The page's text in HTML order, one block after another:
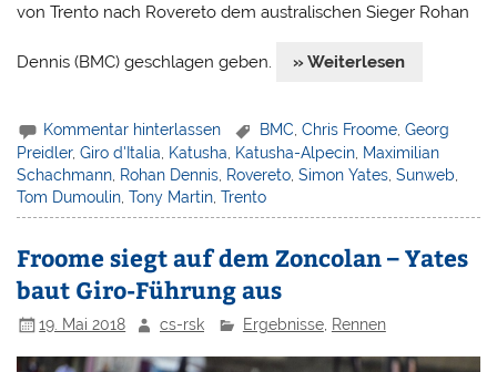
von Trento nach Rovereto dem australischen Sieger Rohan
Dennis (BMC) geschlagen geben. » Weiterlesen
Kommentar hinterlassen BMC ,Chris Froome ,Georg
Preidler,Giro d'Italia, Katusha, Katusha-Alpecin, Maximilian
Schachmann, Rohan Dennis, Rovereto,Simon Yates,Sunweb,
Tom Dumoulin,Tony Martin,Trento
Froome siegt auf dem Zoncolan – Yates
baut Giro-Führung aus
19. Mai 2018 cs-rsk Ergebnisse, Rennen